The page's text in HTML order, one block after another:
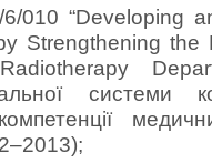
010 “Developing
Strengthening
системи